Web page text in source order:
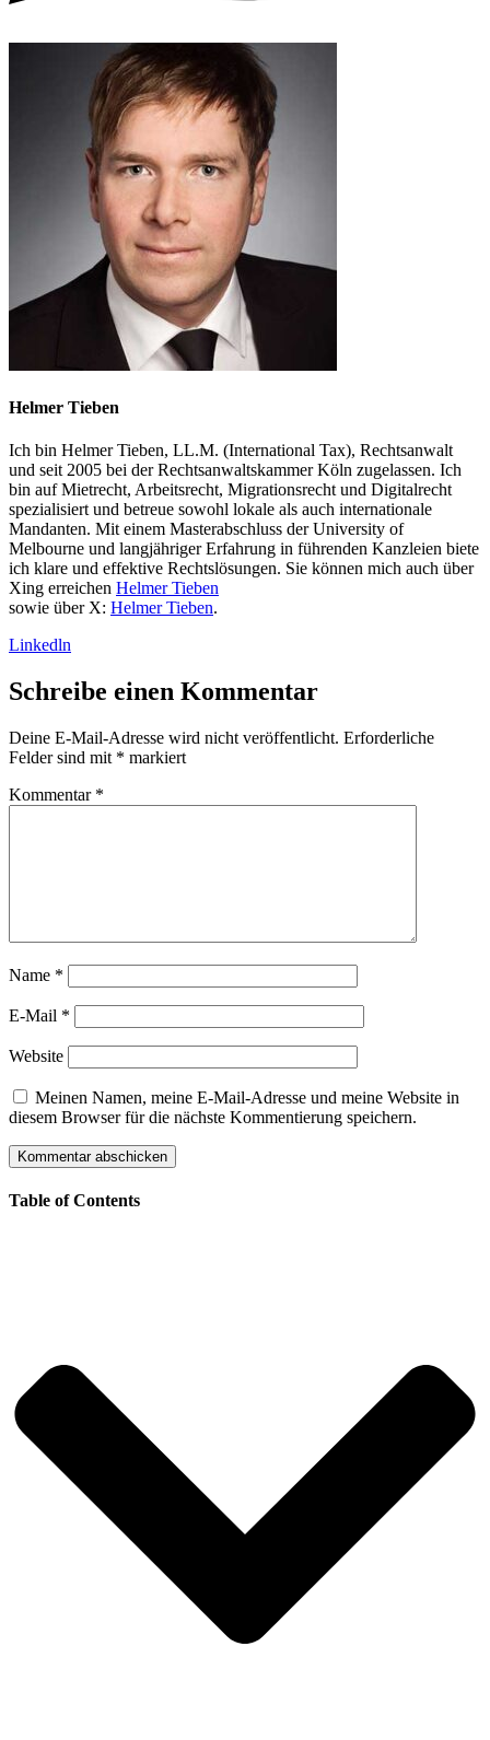
Helmer Tieben
Ich bin Helmer Tieben, LL.M. (International Tax), Rechtsanwalt
und seit 2005 bei der Rechtsanwaltskammer Köln zugelassen. Ich
bin auf Mietrecht, Arbeitsrecht, Migrationsrecht und Digitalrecht
spezialisiert und betreue sowohl lokale als auch internationale
Mandanten. Mit einem Masterabschluss der University of
Melbourne und langjähriger Erfahrung in führenden Kanzleien biete
ich klare und effektive Rechtslösungen. Sie können mich auch über
Xing erreichen Helmer Tieben
sowie über X: Helmer Tieben.
Linkedln
Schreibe einen Kommentar
Deine E-Mail-Adresse wird nicht veröffentlicht. Erforderliche
Felder sind mit * markiert
Kommentar *
Name *
E-Mail *
Website
Meinen Namen, meine E-Mail-Adresse und meine Website in
diesem Browser für die nächste Kommentierung speichern.
Table of Contents